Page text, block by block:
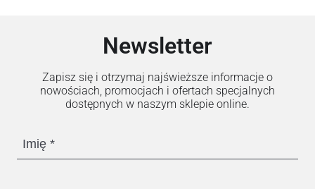
Newsletter
Zapisz się i otrzymaj najświeższe informacje o
nowościach, promocjach i ofertach specjalnych
dostępnych w naszym sklepie online.
Imię